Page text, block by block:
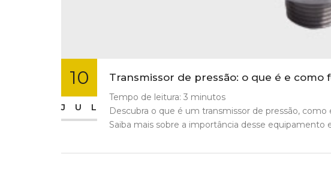
10
JUL
Transmissor de pressão: o que é e como
Tempo de leitura: 3 minutos
Descubra o que é um transmissor de pressão,
Saiba mais sobre a importância desse equipamento